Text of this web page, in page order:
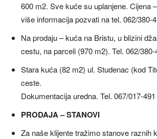
600 m2. Sve kuće su uplanjene. Cijena
više informacija pozvati na tel. 062/380-
Na prodaju – kuća na Bristu, u blizini
cestu, na parceli (970 m2). Tel. 062/380-
Stara kuća (82 m2) ul. Studenac (kod
ceste.
Dokumentacija uredna. Tel. 067/017-491
PRODAJA – STANOVI
Za naše klijente tražimo stanove raznih